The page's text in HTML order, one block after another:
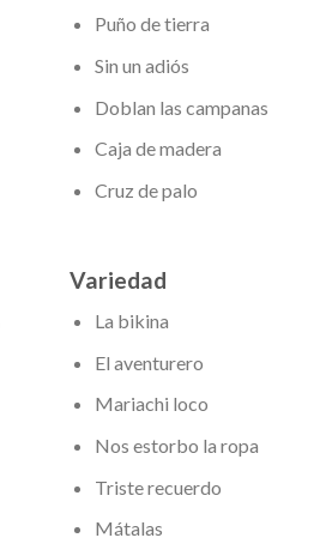
Puño de tierra
Sin un adiós
Doblan las campanas
Caja de madera
Cruz de palo
Variedad
La bikina
El aventurero
Mariachi loco
Nos estorbo la ropa
Triste recuerdo
Mátalas